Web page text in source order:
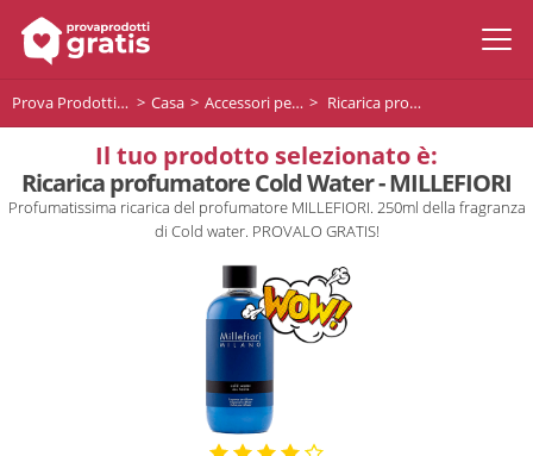
Prova Prodotti Gratis Casa Accessori per la pulizia Ricarica profumatore Cold Water - MILLEFIORI
Il tuo prodotto selezionato è:
Ricarica profumatore Cold Water - MILLEFIORI
Profumatissima ricarica del profumatore MILLEFIORI. 250ml della fragranza
di Cold water. PROVALO GRATIS!